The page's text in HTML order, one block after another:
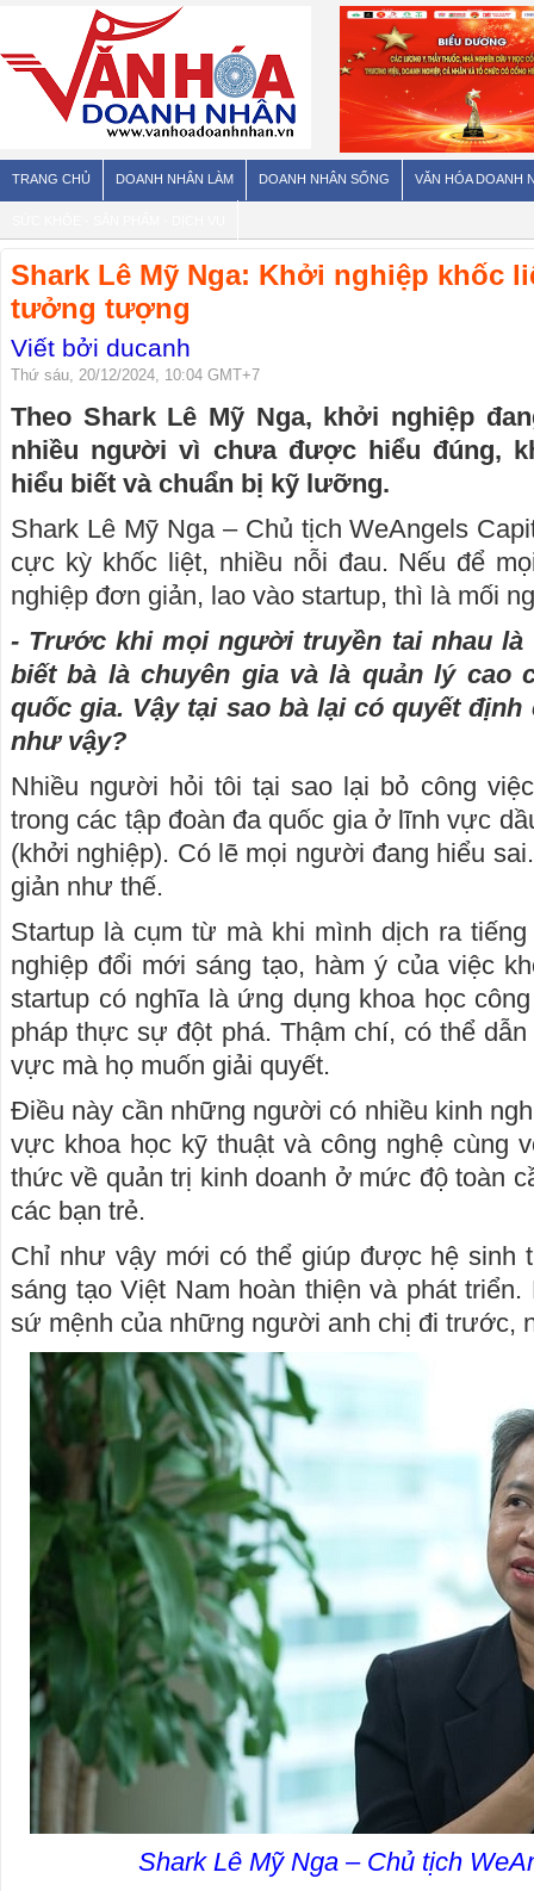
TRANG CHỦ DOANH NHÂN LÀM DOANH NHÂN SỐNG VĂN HÓA DOANH
Shark Lê Mỹ Nga: Khởi nghiệp khốc
tưởng tượng
Viết bởi ducanh
Thứ sáu, 20/12/2024, 10:04 GMT+7
Theo Shark Lê Mỹ Nga, khởi nghiệp
nhiều người vì chưa được hiểu đúng,
hiểu biết và chuẩn bị kỹ lưỡng.
Shark Lê Mỹ Nga – Chủ tịch WeAngels
cực kỳ khốc liệt, nhiều nỗi đau. Nếu để
nghiệp đơn giản, lao vào startup, thì là mối
- Trước khi mọi người truyền tai nhau là
biết bà là chuyên gia và là quản lý cao
quốc gia. Vậy tại sao bà lại có quyết
như vậy?
Nhiều người hỏi tôi tại sao lại bỏ công
trong các tập đoàn đa quốc gia ở lĩnh vực
(khởi nghiệp). Có lẽ mọi người đang hiểu
giản như thế.
Startup là cụm từ mà khi mình dịch ra
nghiệp đổi mới sáng tạo, hàm ý của việc
startup có nghĩa là ứng dụng khoa học
pháp thực sự đột phá. Thậm chí, có thể
vực mà họ muốn giải quyết.
Điều này cần những người có nhiều kinh
vực khoa học kỹ thuật và công nghệ cùng
thức về quản trị kinh doanh ở mức độ toàn
các bạn trẻ.
Chỉ như vậy mới có thể giúp được hệ sinh
sáng tạo Việt Nam hoàn thiện và phát
sứ mệnh của những người anh chị đi trước,
Shark Lê Mỹ Nga – Chủ tịch